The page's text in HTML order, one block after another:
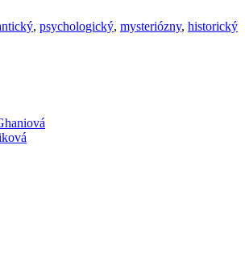
, psychologický, mysteriózny, historický